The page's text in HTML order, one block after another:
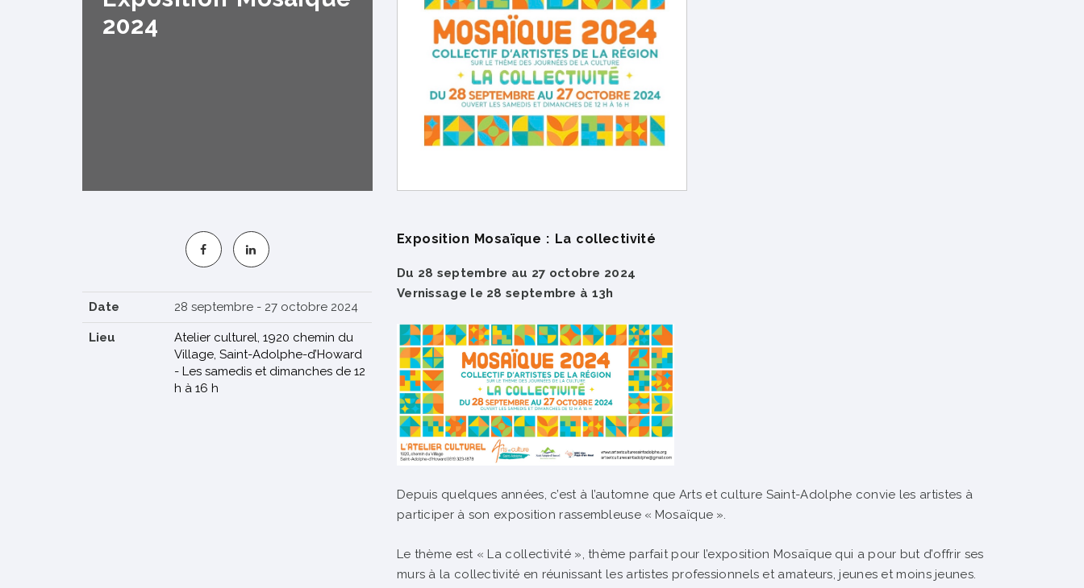
2024
Date 28 septembre - 27 octobre 2024
Lieu
Atelier culturel, 1920 chemin du
Village, Saint-Adolphe-d’Howard
- Les samedis et dimanches de 12
h à 16 h
Exposition Mosaïque : La collectivité
Du 28 septembre au 27 octobre 2024
Vernissage le 28 septembre à 13h
Depuis quelques années, c’est à l’automne que Arts et culture Saint-Adolphe convie les artistes à
participer à son exposition rassembleuse « Mosaïque ».
Le thème est « La collectivité », thème parfait pour l’exposition Mosaïque qui a pour but d’offrir ses
murs à la collectivité en réunissant les artistes professionnels et amateurs, jeunes et moins jeunes.
S'INSCRIRE